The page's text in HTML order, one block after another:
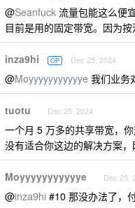
@Seanfuck 流量包能这么便
目前是用的固定带宽。因为
inza9hi OP Dec 25, 2024
@Moyyyyyyyyyyye 我们业务
tuotu Dec 25, 2024
一个月 5 万多的共享带宽，
没有适合你这边的解决方案，
Moyyyyyyyyyyye Dec 25,
@inza9hi #10 那没办法了，